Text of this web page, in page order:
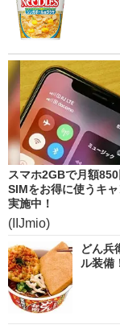
スマホ2GBで月額
SIMをお得に使うキ
実施中！
(IIJmio)
どん兵
ル装備